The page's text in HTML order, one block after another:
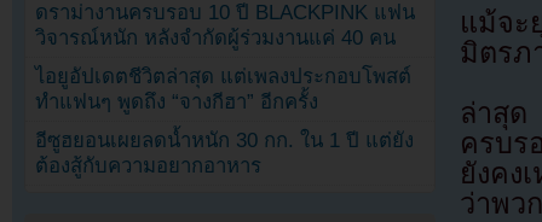
แม้จะ
มิตรภ
ล่าสุด
ครบร
ยังคง
ว่าพว
ดราม่างานครบรอบ 10 ปี BLACKPINK แฟน
วิจารณ์หนัก หลังจำกัดผู้ร่วมงานแค่ 40 คน
ไอยูอัปเดตชีวิตล่าสุด แต่เพลงประกอบโพสต์
ทำแฟนๆ พูดถึง “จางกีฮา” อีกครั้ง
อีซูฮยอนเผยลดน้ำหนัก 30 กก. ใน 1 ปี แต่ยัง
ต้องสู้กับความอยากอาหาร